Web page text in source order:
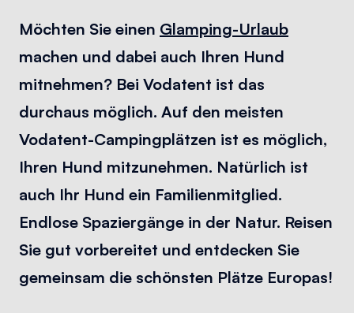
Möchten Sie einen Glamping-Urlaub
machen und dabei auch Ihren Hund
mitnehmen? Bei Vodatent ist das
durchaus möglich. Auf den meisten
Vodatent-Campingplätzen ist es möglich,
Ihren Hund mitzunehmen. Natürlich ist
auch Ihr Hund ein Familienmitglied.
Endlose Spaziergänge in der Natur. Reisen
Sie gut vorbereitet und entdecken Sie
gemeinsam die schönsten Plätze Europas!